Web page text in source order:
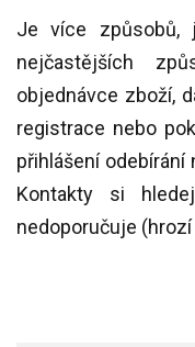
Je více způsobů,
nejčastějších
objednávce zboží,
registrace nebo
přihlášení
Kontakty si
nedoporučuje